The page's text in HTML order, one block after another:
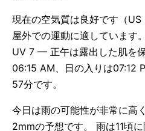
現在の空気質は良好です（
屋外での運動に適しています
UV 7 — 正午は露出した肌を
06:15 AM、日の入りは07:12
57分です。
今日は雨の可能性が非常に高
2mmの予想です。 雨は11頃